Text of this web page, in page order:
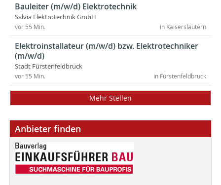
Bauleiter (m/w/d) Elektrotechnik
Salvia Elektrotechnik GmbH
in Kaiserslautern
vor 55 Min.
Elektroinstallateur (m/w/d) bzw. Elektrotechniker
(m/w/d)
Stadt Fürstenfeldbruck
in Fürstenfeldbruck
vor 55 Min.
Mehr Stellen
Anbieter finden